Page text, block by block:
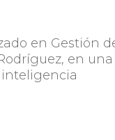
en Gestión
en una
inteligencia